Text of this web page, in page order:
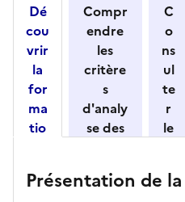
Dé
cou
vrir
la
for
ma
tio
ses
Compr
endre
les
critère
s
d'analy
se des
par
C
o
ns
ul
te
r
le
o
Présentation de